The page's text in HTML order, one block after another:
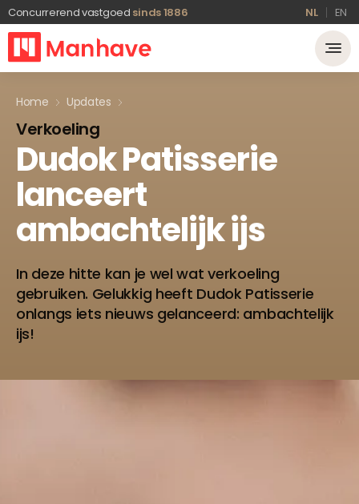
Concurrerend vastgoed sinds 1886 NL EN
Home Updates
Verkoeling
DudokPatisserie
lanceert
ambachtelijkijs
In deze hitte kan je wel wat verkoeling
gebruiken. Gelukkig heeft Dudok Patisserie
onlangs iets nieuws gelanceerd: ambachtelijk
ijs!